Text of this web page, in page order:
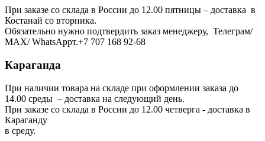
При заказе со склада в России до 12.00 пятницы – доставка в
Костанай со вторника.
Обязательно нужно подтвердить заказ менеджеру, Телеграм/
МАХ/ WhatsAppт.+7 707 168 92-68
Караганда
При наличии товара на складе при оформлении заказа до
14.00 среды – доставка на следующий день.
При заказе со склада в России до 12.00 четверга - доставка в
Караганду
в среду.